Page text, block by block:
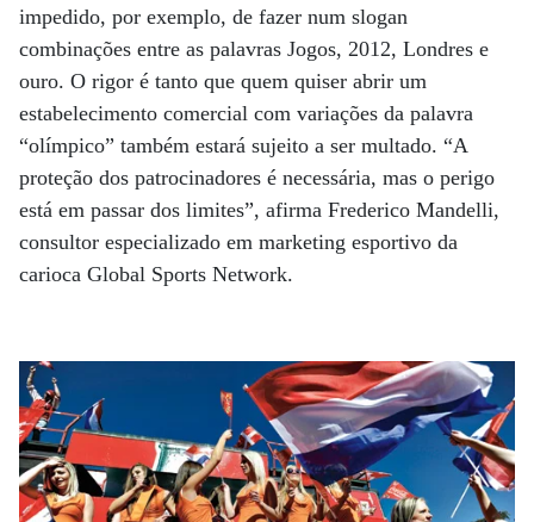
impedido, por exemplo, de fazer num slogan
combinações entre as palavras Jogos, 2012, Londres e
ouro. O rigor é tanto que quem quiser abrir um
estabelecimento comercial com variações da palavra
“olímpico” também estará sujeito a ser multado. “A
proteção dos patrocinadores é necessária, mas o perigo
está em passar dos limites”, afirma Frederico Mandelli,
consultor especializado em marketing esportivo da
carioca Global Sports Network.